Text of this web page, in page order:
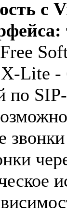
с
Free
X-Lite -
SIP-